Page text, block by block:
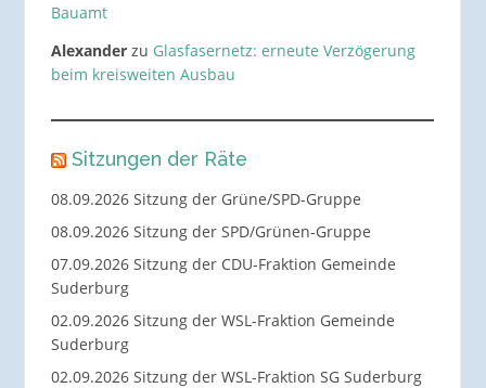
Bauamt
Alexanderzu Glasfasernetz: erneute Verzögerung
beim kreisweiten Ausbau
Sitzungen der Räte
08.09.2026 Sitzung der Grüne/SPD-Gruppe
08.09.2026 Sitzung der SPD/Grünen-Gruppe
07.09.2026 Sitzung der CDU-Fraktion Gemeinde
Suderburg
02.09.2026 Sitzung der WSL-Fraktion Gemeinde
Suderburg
02.09.2026 Sitzung der WSL-Fraktion SG Suderburg